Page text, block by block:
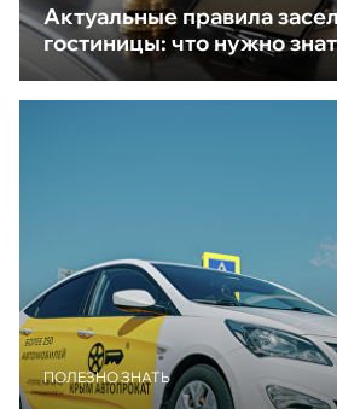
Актуальные правила
гостиницы: что нужно
ПОЛЕЗНО ЗНАТЬ